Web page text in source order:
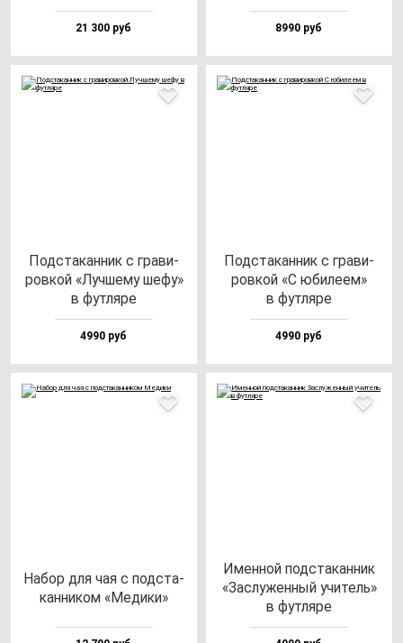
21 300 руб 8990 руб
Под­ста­кан­ник с гра­ви­
ров­кой «Луч­ше­му ше­фу»
в фут­ля­ре
4990 руб
Под­ста­кан­ник с гра­ви­
ров­кой «С юби­ле­ем»
в фут­ля­ре
4990 руб
Набор для чая с под­ста­
кан­ни­ком «Меди­ки»
Имен­ной под­ста­кан­ник
«Зас­лу­жен­ный учи­тель»
в фут­ля­ре